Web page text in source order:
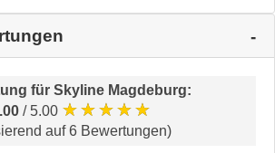
für Skyline Magdeburg:
/ 5.00 ★★★★★
auf 6 Bewertungen)